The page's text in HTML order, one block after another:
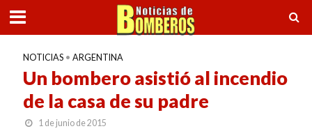
NOTICIAS • ARGENTINA
Un bombero asistió al incendio
de la casa de su padre
1 de junio de 2015